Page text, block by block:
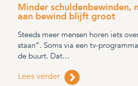
Minder schuldenbewinden,
aan bewind blijft groot
Steeds meer mensen horen iets
staan”. Soms via een tv-
de buurt. Dat…
Lees verder